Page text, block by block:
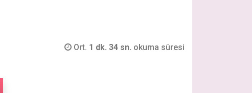
Ort. 1 dk. 34 sn. okuma süresi